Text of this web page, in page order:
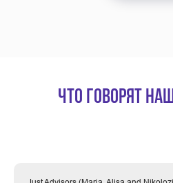
Что говорят